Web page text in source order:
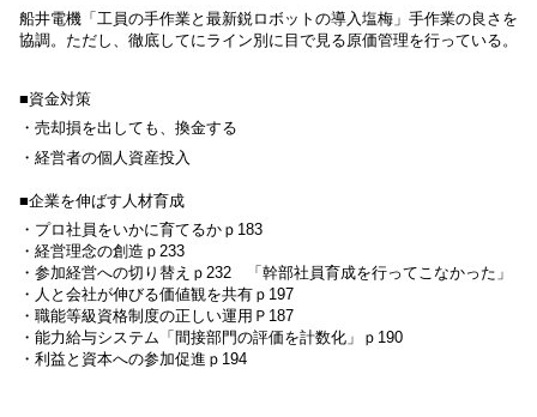
船井電機「工員の手作業と最新鋭ロボットの導入塩梅」手作業の良さを
協調。ただし、徹底してにライン別に目で見る原価管理を行っている。
■資金対策
・売却損を出しても、換金する
・経営者の個人資産投入
■企業を伸ばす人材育成
・プロ社員をいかに育てるかｐ 183
・経営理念の創造ｐ 233
・ 参加経営への切り替えｐ 232 「幹部社員育成を行ってこなかった」
・人と会社が伸びる価値観を共有ｐ 197
・ 職能等級資格制度の正しい運用Ｐ 187
・ 能力給与システム「間接部門の評価を計数化」ｐ190
・利益と資本への参加促進ｐ 194